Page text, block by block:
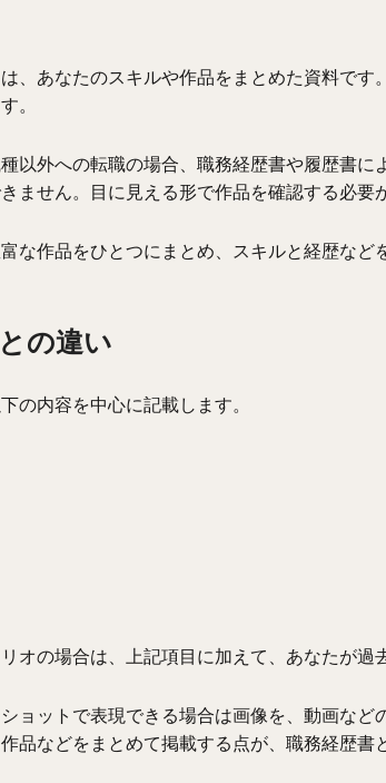
、あなたのスキルや作品をまとめた資料です
。
以外への転職の場合、職務経歴書や履歴書
ません。 目に見える形で作品を確認する必要
な作品をひとつにまとめ、スキルと経歴など
の違い
の内容を中心に記載し ます。
オの場合は、上記項目に加えて、あなたが
ョットで表現できる場合は画像を、動画な
品などをまとめて掲載する点が、職務経歴書